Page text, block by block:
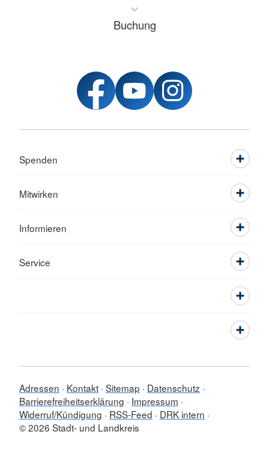
Buchung
Spenden
Mitwirken
Informieren
Service
Adressen Kontakt Sitemap
Datenschutz
Barrierefreiheitserklärung
Impressum
Widerruf/Kündigung
RSS-Feed
DRK intern
© 2026 Stadt- und Landkreis